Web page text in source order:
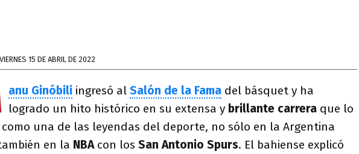
VIERNES 15 DE ABRIL DE 2022
anu Ginóbili ingresó al Salón de la Fama del básquet y ha
logrado un hito histórico en su extensa y brillante carrera que lo
una de las leyendas del deporte, no sólo en la Argentina
en la NBA con los San Antonio Spurs. El bahiense explicó